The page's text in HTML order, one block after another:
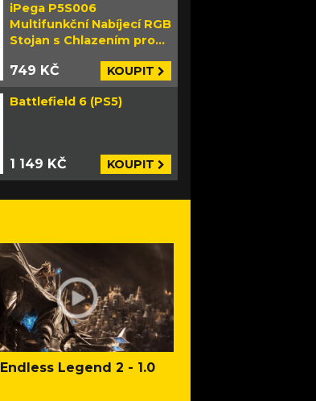
iPega P5S006
Multifunkční Nabíjecí RGB
Stojan s Chlazením pro
749 KČ KOUPIT
Battlefield 6 (PS5)
1 149 KČ KOUPIT
Endless Legend 2 - 1.0